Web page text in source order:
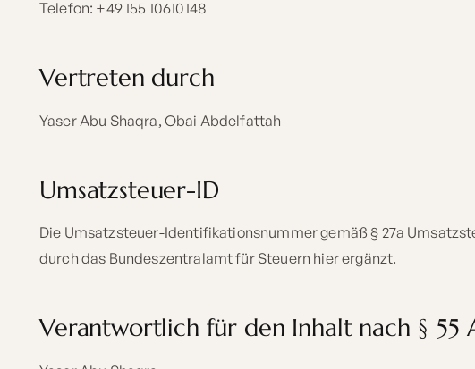
Telefon: +49 155 10610148
Vertreten durch
Yaser Abu Shaqra, Obai Abdelfattah
Umsatzsteuer-ID
Die Umsatzsteuer-Identifikationsnummer gemäß § 27a
durch das Bundeszentralamt für Steuern hier ergänzt.
Verantwortlich für den Inhalt nach § 55